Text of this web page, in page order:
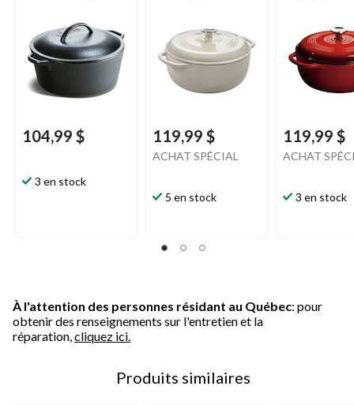
104,99 $
3 en stock
119,99 $
ACHAT SPÉCIAL
5 en stock
119,99 $
ACHAT
3 en stock
À l'attention des personnes résidant au Québec: pour
obtenir des renseignements sur l'entretien et la
réparation, cliquez ici.
Produits similaires